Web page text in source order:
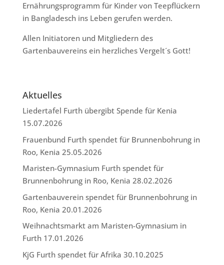
Ernährungsprogramm für Kinder von Teepflückern
in Bangladesch ins Leben gerufen werden.
Allen Initiatoren und Mitgliedern des
Gartenbauvereins ein herzliches Vergelt´s Gott!
Aktuelles
Liedertafel Furth übergibt Spende für Kenia
15.07.2026
Frauenbund Furth spendet für Brunnenbohrung in
Roo, Kenia 25.05.2026
Maristen-Gymnasium Furth spendet für
Brunnenbohrung in Roo, Kenia 28.02.2026
Gartenbauverein spendet für Brunnenbohrung in
Roo, Kenia 20.01.2026
Weihnachtsmarkt am Maristen-Gymnasium in
Furth 17.01.2026
KjG Furth spendet für Afrika 30.10.2025